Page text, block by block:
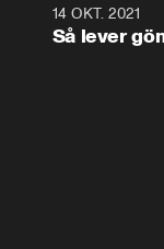
14 OKT. 2021
Så lever